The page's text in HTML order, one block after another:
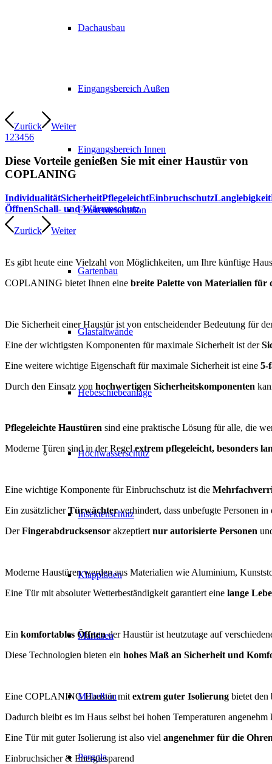
Dachausbau
Eingangsbereich Außen
Eingangsbereich Innen
Fensterdekoration
Gartenbau
Glasfaltwände
Hebeschiebeanlage
Hochwasserschutz
Insektenschutz
Klappläden
Markisen
Möbelbau
Pergola
Zurück
Weiter
1 23456
Diese Vorteile genießen Sie mit einer Haustür von
COPLANING
IndividualitätSicherheitPflegeleichtEinbruchschutzLanglebigkeit
ÖffnenSchall- und Wärmeschutz
Zurück Weiter
Es gibt heute eine Vielzahl von Möglichkeiten, um Ihre künftige
COPLANING bietet Ihnen eine breite Palette von Materialien für
Die Sicherheit einer Haustür ist von entscheidender Bedeutung für
Eine der wichtigsten Komponenten für maximale Sicherheit ist der
Eine weitere wichtige Eigenschaft für maximale Sicherheit ist eine 5-
Durch den Einsatz von hochwertigen Sicherheitskomponenten
Pflegeleichte Haustüren sind eine praktische Lösung für alle, die
Moderne Türen sind in der Regelextrem pflegeleicht, besonders
Eine wichtige Komponente für Einbruchschutz ist die
Ein zusätzlicherTürwächterverhindert, dass unbefugte Personen
DerFingerabdrucksensor akzeptiert nur autorisierte Personen
Moderne Haustüren werden aus Materialien wie Aluminium,
Eine Tür mit absoluter Wetterbeständigkeit garantiert eine lange
Ein komfortables Öffnender Haustür ist heutzutage auf
Diese Technologien bieten ein hohes Maß an Sicherheit und
Eine COPLANING Haustür mit extrem guter Isolierung bietet den
Dadurch bleibt es im Haus selbst bei hohen Temperaturen
Eine Tür mit guter Isolierung ist also viel angenehmer für die
Einbruchsicher & Energiesparend